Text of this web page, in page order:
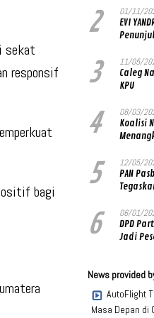
sekat
responsif
bagi
2 01/11/
EVI
3 11/05/
Caleg
KPU
4 08/03/
Koalisi
5 12/05/
PAN
6 06/01/
DPD
Jadi
News provided
AutoFlight
Masa Depan di